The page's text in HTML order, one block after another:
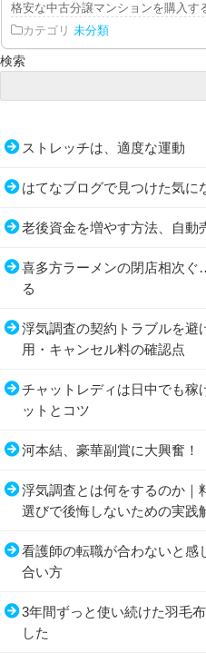
格安な中古分譲マンションを購入
カテゴリ 未分類
検索
ストレッチは、適度な運動
はてなブログで見つけた気に
老後資金を増やす方法、自動
喜多方ラーメンの閉店相次
る
浮気調査の契約トラブルを避
用・キャンセル料の確認点
チャットレディは日中でも稼
ットとコツ
河本結、豪華副賞に大興奮！
浮気調査とは何をするのか｜
選びで後悔しないための実践
看護師の転職が合わないと感
合い方
3年間ずっと使い続けた羽毛
した